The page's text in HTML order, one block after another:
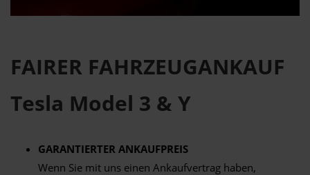
FAIRER FAHRZEUGANKAUF
Tesla Model 3 & Y
GARANTIERTER ANKAUFPREIS
Wenn Sie mit uns einen Ankaufvertrag haben,